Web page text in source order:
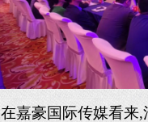
在嘉豪国际传媒看来,